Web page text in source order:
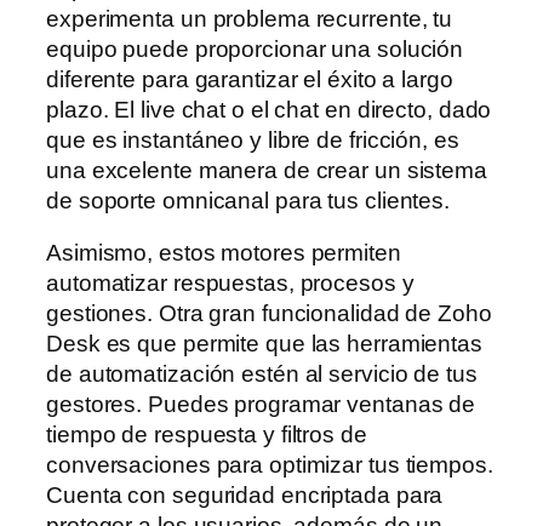
experimenta un problema recurrente, tu
equipo puede proporcionar una solución
diferente para garantizar el éxito a largo
plazo. El live chat o el chat en directo, dado
que es instantáneo y libre de fricción, es
una excelente manera de crear un sistema
de soporte omnicanal para tus clientes.
Asimismo, estos motores permiten
automatizar respuestas, procesos y
gestiones. Otra gran funcionalidad de Zoho
Desk es que permite que las herramientas
de automatización estén al servicio de tus
gestores. Puedes programar ventanas de
tiempo de respuesta y filtros de
conversaciones para optimizar tus tiempos.
Cuenta con seguridad encriptada para